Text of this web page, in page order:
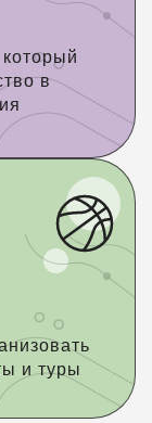
в
и туры